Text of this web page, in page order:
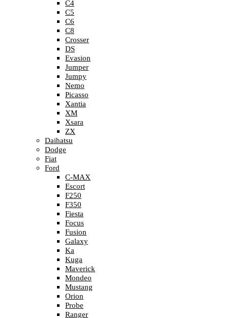
C4
C5
C6
C8
Crosser
DS
Evasion
Jumper
Jumpy
Nemo
Picasso
Xantia
XM
Xsara
ZX
Daihatsu
Dodge
Fiat
Ford
C-MAX
Escort
F250
F350
Fiesta
Focus
Fusion
Galaxy
Ka
Kuga
Maverick
Mondeo
Mustang
Orion
Probe
Ranger